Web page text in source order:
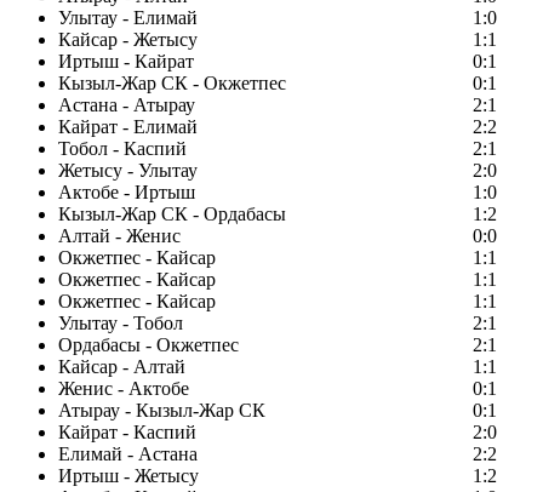
Улытау - Елимай
1:0
Кайсар - Жетысу
1:1
Иртыш - Кайрат
0:1
Кызыл-Жар СК - Окжетпес
0:1
Астана - Атырау
2:1
Кайрат - Елимай
2:2
Тобол - Каспий
2:1
Жетысу - Улытау
2:0
Актобе - Иртыш
1:0
Кызыл-Жар СК - Ордабасы
1:2
Алтай - Женис
0:0
Окжетпес - Кайсар
1:1
Окжетпес - Кайсар
1:1
Окжетпес - Кайсар
1:1
Улытау - Тобол
2:1
Ордабасы - Окжетпес
2:1
Кайсар - Алтай
1:1
Женис - Актобе
0:1
Атырау - Кызыл-Жар СК
0:1
Кайрат - Каспий
2:0
Елимай - Астана
2:2
Иртыш - Жетысу
1:2